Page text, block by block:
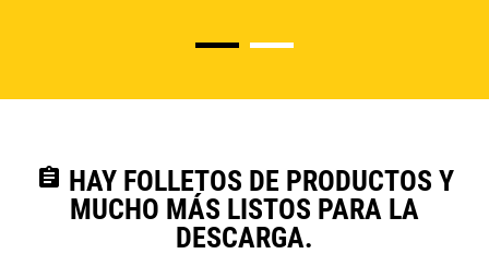
assignment HAY FOLLETOS DE PRODUCTOS Y
MUCHO MÁS LISTOS PARA LA
DESCARGA.